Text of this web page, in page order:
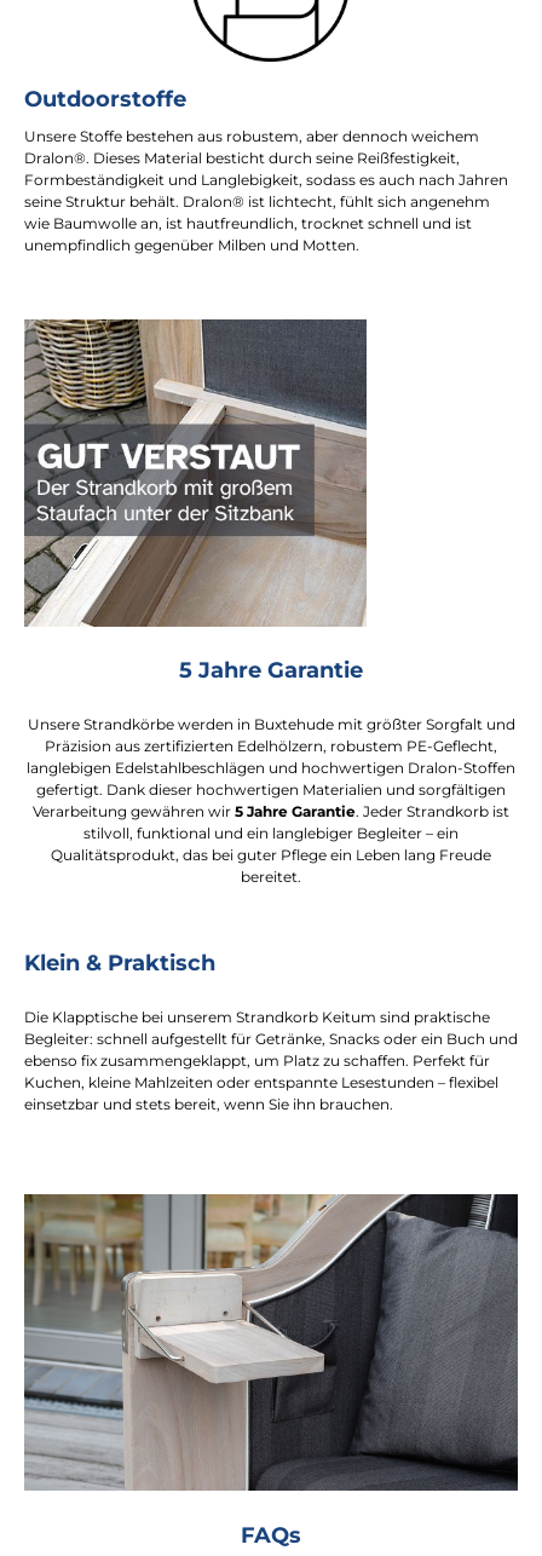
Outdoorstoffe
Unsere Stoffe bestehen aus robustem, aber dennoch weichem
Dralon®. Dieses Material besticht durch seine Reißfestigkeit,
Formbeständigkeit und Langlebigkeit, sodass es auch nach Jahren
seine Struktur behält. Dralon® ist lichtecht, fühlt sich angenehm
wie Baumwolle an, ist hautfreundlich, trocknet schnell und ist
unempfindlich gegenüber Milben und Motten.
5 Jahre Garantie
Unsere Strandkörbe werden in Buxtehude mit größter Sorgfalt und
Präzision aus zertifizierten Edelhölzern, robustem PE-Geflecht,
langlebigen Edelstahlbeschlägen und hochwertigen Dralon-Stoffen
gefertigt. Dank dieser hochwertigen Materialien und sorgfältigen
Verarbeitung gewähren wir 5 Jahre Garantie. Jeder Strandkorb ist
stilvoll, funktional und ein langlebiger Begleiter – ein
Qualitätsprodukt, das bei guter Pflege ein Leben lang Freude
bereitet.
Klein & Praktisch
Die Klapptische bei unserem Strandkorb Keitum sind praktische
Begleiter: schnell aufgestellt für Getränke, Snacks oder ein Buch und
ebenso fix zusammengeklappt, um Platz zu schaffen. Perfekt für
Kuchen, kleine Mahlzeiten oder entspannte Lesestunden – flexibel
einsetzbar und stets bereit, wenn Sie ihn brauchen.
FAQs